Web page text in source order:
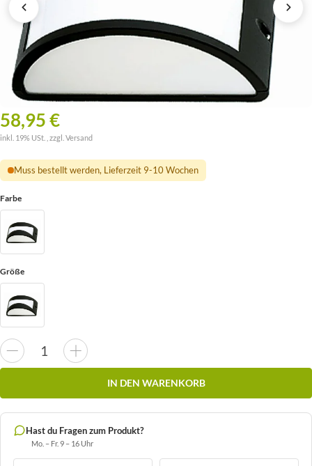
58,95 €
inkl. 19% USt. , zzgl. Versand
Muss bestellt werden, Lieferzeit 9-10 Wochen
Farbe
Größe
IN DEN WARENKORB
Hast du Fragen zum Produkt?
Mo. – Fr. 9 – 16 Uhr